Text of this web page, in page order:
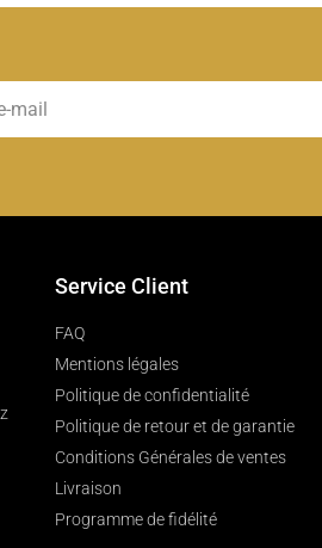
Service Client
FAQ
Mentions légales
Politique de confidentialité
Politique de retour et de garantie
Conditions Générales de ventes
Livraison
Programme de fidélité